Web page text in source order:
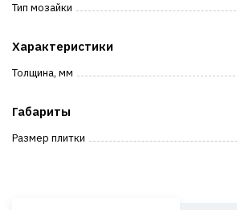
Тип мозайки
Характеристики
Толщина, мм
Габариты
Размер плитки